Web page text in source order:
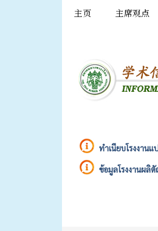
主页 主席观点
ทำเนียบโรงงานแ
ข้อมูลโรงงานผลิ